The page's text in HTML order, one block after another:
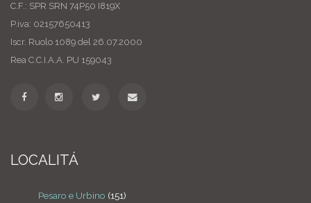
C.F.: SPR SRN 74P50 I819X
P.iva: 02157650413
Iscr. Ruolo 1089 del 26.07.2000
Rea C.C.I.A.A. PU 159043
LOCALITÁ
Pesaro e Urbino (151)